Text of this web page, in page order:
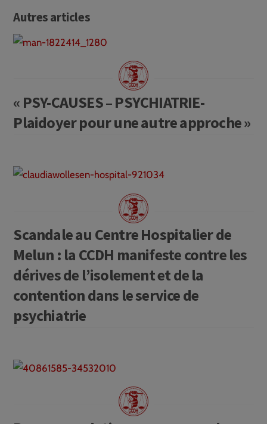
Autres articles
« PSY-CAUSES – PSYCHIATRIE-
Plaidoyer pour une autre approche »
Scandale au Centre Hospitalier de
Melun : la CCDH manifeste contre les
dérives de l’isolement et de la
contention dans le service de
psychiatrie